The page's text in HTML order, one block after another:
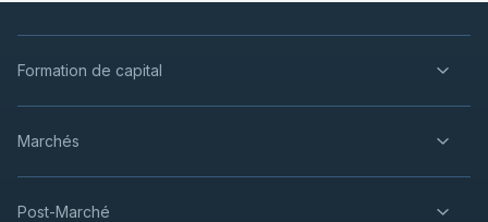
Formation de capital
Marchés
Post-Marché